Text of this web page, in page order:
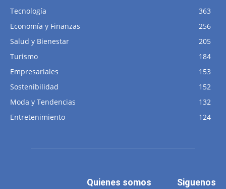
Tecnología
363
Economía y Finanzas
256
Salud y Bienestar
205
Turismo
184
Empresariales
153
Sostenibilidad
152
Moda y Tendencias
132
Entretenimiento
124
Quienes somos Siguenos